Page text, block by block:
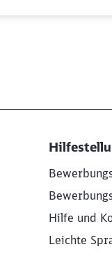
Hilfe und
Leichte